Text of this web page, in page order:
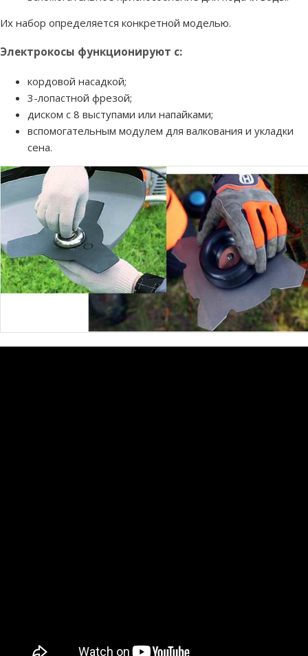
Их набор определяется конкретной моделью.
Электрокосы функционируют с:
кордовой насадкой;
3-лопастной фрезой;
диском с 8 выступами или напайками;
вспомогательным модулем для валкования и укладки
сена.